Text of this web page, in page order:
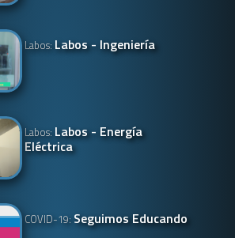
Labos: Labos - Ingeniería
Labos: Labos - Energía
Eléctrica
COVID-19: Seguimos Educando